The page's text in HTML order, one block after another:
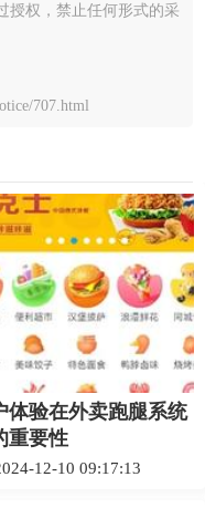
授权，禁止任何形式的采
707.html
体验在外卖跑腿系统
重要性
12-10 09:17:13